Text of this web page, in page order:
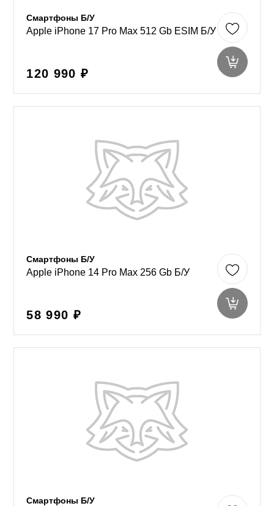
Смартфоны Б/У
Apple iPhone 17 Pro Max 512 Gb ESIM Б/У
120 990 ₽
Смартфоны Б/У
Apple iPhone 14 Pro Max 256 Gb Б/У
58 990 ₽
Смартфоны Б/У